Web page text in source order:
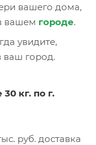
вашего дома,
вашем городе.
увидите,
ваш город.
кг. по г.
руб. доставка